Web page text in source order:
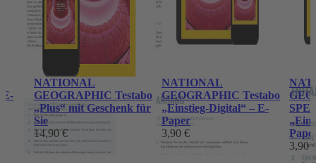
E-
NATIONAL
GEOGRAPHIC Testabo
„Plus“ mit Geschenk für
Sie
14,90 €
NATIONAL
GEOGRAPHIC Testabo
„Einstieg-Digital“ – E-
Paper
3,90 €
3,90